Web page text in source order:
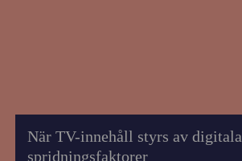
När TV-innehåll styrs av digitala
spridningsfaktorer